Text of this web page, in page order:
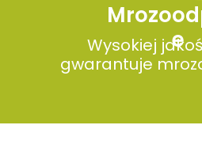
e
Wysokiej
gwarantuje